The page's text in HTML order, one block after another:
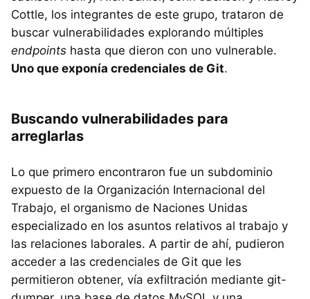
Cottle, los integrantes de este grupo, trataron de
buscar vulnerabilidades explorando múltiples
endpoints hasta que dieron con uno vulnerable.
Uno que exponía credenciales de Git.
Buscando vulnerabilidades para
arreglarlas
Lo que primero encontraron fue un subdominio
expuesto de la Organización Internacional del
Trabajo, el organismo de Naciones Unidas
especializado en los asuntos relativos al trabajo y
las relaciones laborales. A partir de ahí, pudieron
acceder a las credenciales de Git que les
permitieron obtener, vía exfiltración mediante git-